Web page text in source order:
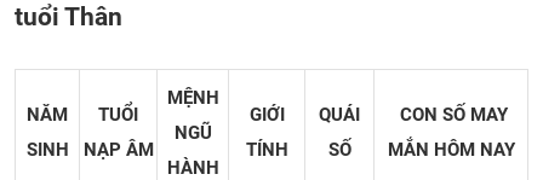
tuổi Thân
NĂM
SINH
TUỔI
NẠP ÂM
MỆNH
NGŨ
HÀNH
GIỚI
TÍNH
QUÁI
SỐ
CON SỐ MAY
MẮN HÔM NAY